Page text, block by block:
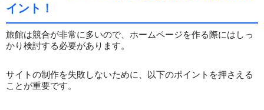
イント！
旅館は競合が非常に多いので、ホームページを作る際にはしっ
かり検討する必要があります。
サイトの制作を失敗しないために、以下のポイントを押さえる
ことが重要です。